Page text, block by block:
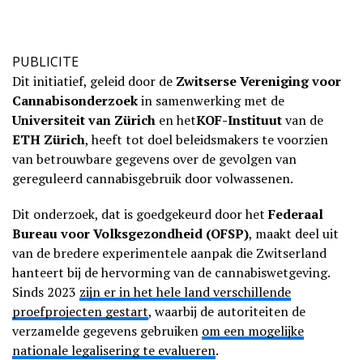
PUBLICITE
Dit initiatief, geleid door de Zwitserse Vereniging voor
Cannabisonderzoekin samenwerking met de
Universiteit van Zürich en hetKOF-Instituutvan de
ETH Zürich, heeft tot doel beleidsmakers te voorzien
van betrouwbare gegevens over de gevolgen van
gereguleerd cannabisgebruik door volwassenen.
Dit onderzoek, dat is goedgekeurd door hetFederaal
Bureau voor Volksgezondheid (OFSP), maakt deel uit
van de bredere experimentele aanpak die Zwitserland
hanteert bij de hervorming van de cannabiswetgeving.
Sinds 2023 zijn er in het hele land verschillende
proefprojecten gestart, waarbij de autoriteiten de
verzamelde gegevens gebruiken om een mogelijke
nationale legalisering te evalueren.